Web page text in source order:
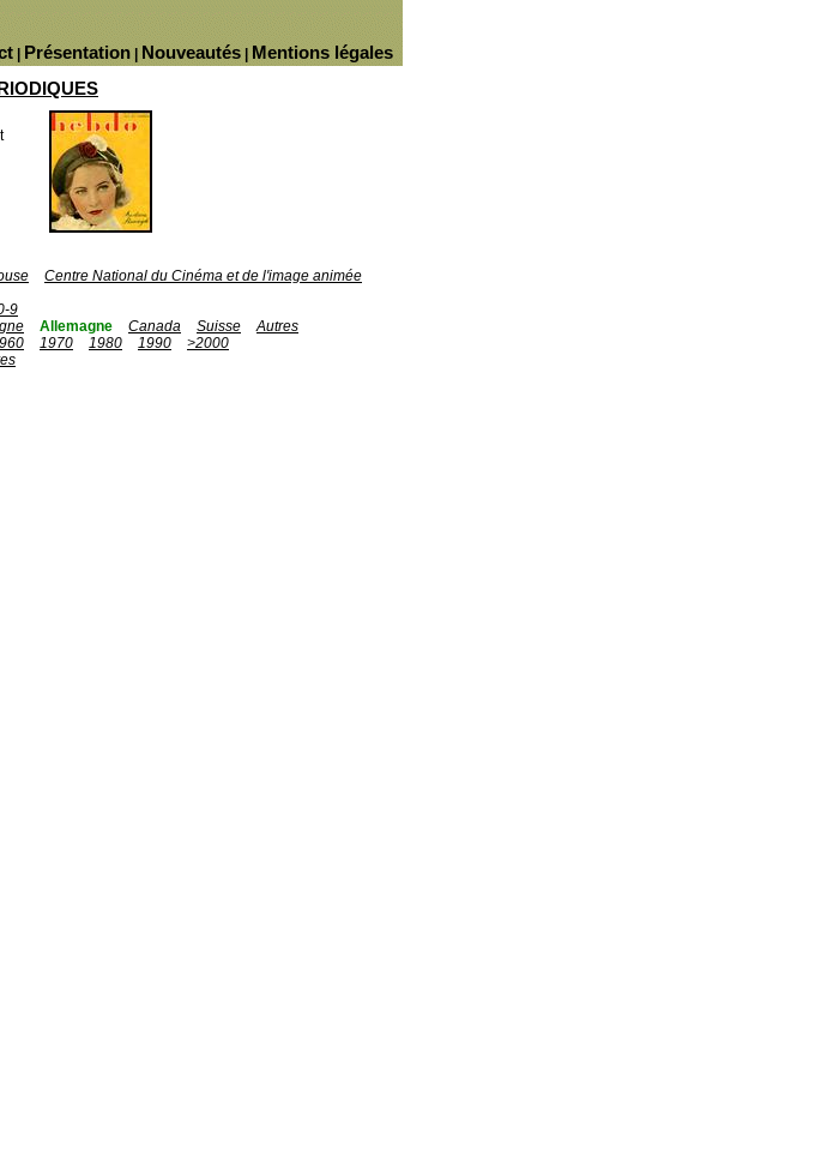
Mentions légales
Nouveautés
Présentation
Centre National du Cinéma et de l'image animée
9
Allemagne Canada Suisse
Autres
1970 1980 1990
>2000